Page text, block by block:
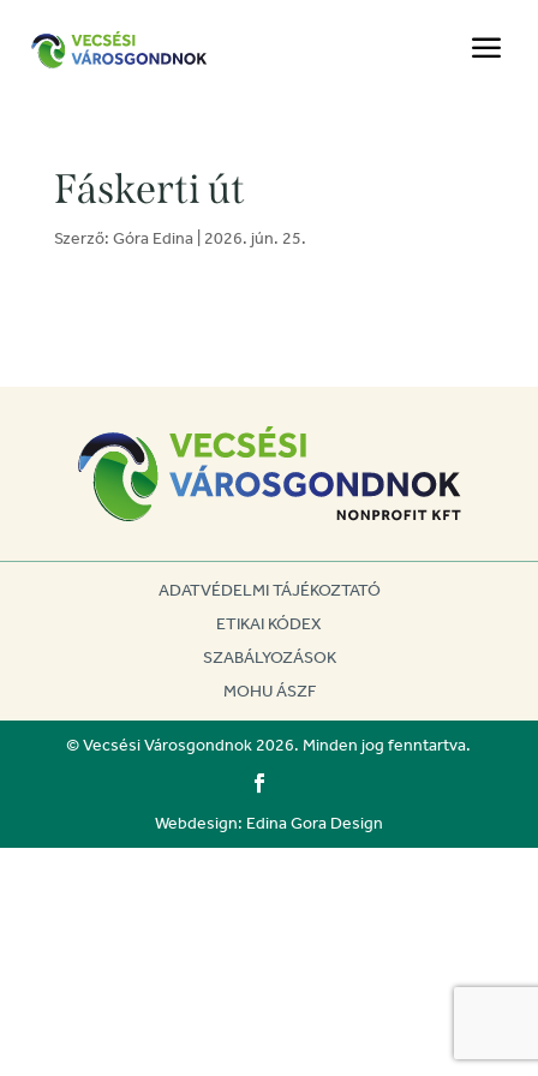
a
Fáskerti út
Szerző: Góra Edina 2026. jún. 25.
ADATVÉDELMI TÁJÉKOZTATÓ
ETIKAI KÓDEX
SZABÁLYOZÁSOK
MOHU ÁSZF
© Vecsési Városgondnok 2026. Minden jog fenntartva.
Webdesign: Edina Gora Design